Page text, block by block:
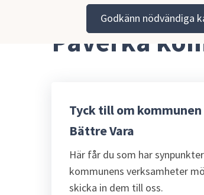
Godkänn nödvändiga
Vara kommun
Påverka
Tyck till om
Bättre Vara
Här får du som har
kommunens verksamheter
skicka in dem till oss.